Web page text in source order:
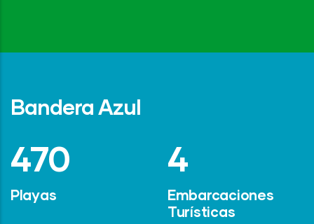
Bandera Azul
642
Playas
6
Embarcaciones
Turísticas